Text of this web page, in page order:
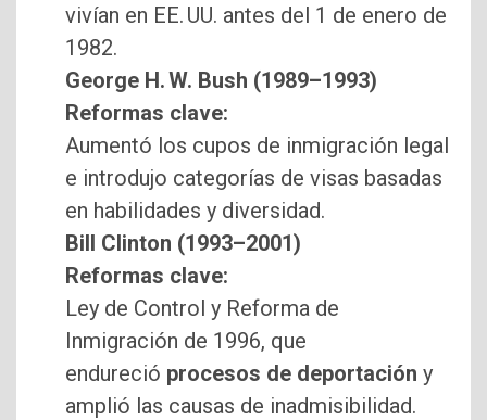
vivían en EE. UU. antes del 1 de enero de
1982.
George H. W. Bush (1989–1993)
Reformas clave:
Aumentó los cupos de inmigración legal
e introdujo categorías de visas basadas
en habilidades y diversidad.
Bill Clinton (1993–2001)
Reformas clave:
Ley de Control y Reforma de
Inmigración de 1996, que
endureció procesos de deportación y
amplió las causas de inadmisibilidad.